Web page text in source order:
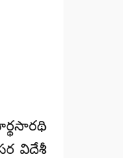
విదేశీ